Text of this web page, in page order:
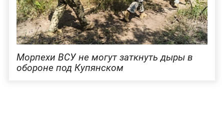
Морпехи ВСУ не могут заткнуть дыры в
обороне под Купянском